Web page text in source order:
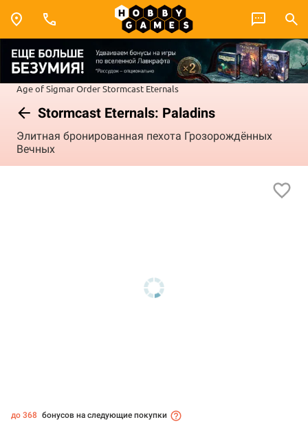
Age of SigmarOrderStormcast Eternals
Stormcast Eternals: Paladins
Элитная бронированная пехота Грозорождённых
Вечных
до 368 бонусов на следующие покупки